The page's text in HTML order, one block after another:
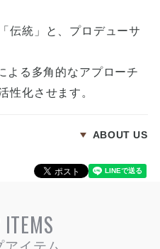
伝統」と、プロデューサ
よる多角的なアプローチ
性化させます。
ABOUT US